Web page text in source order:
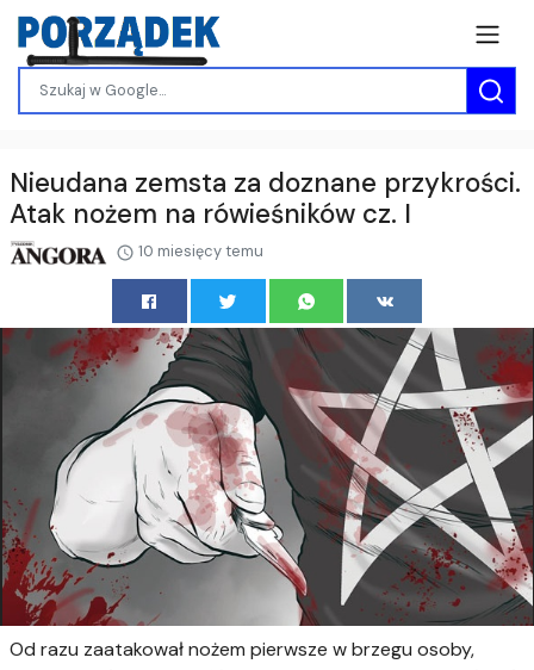
Nieudana zemsta za doznane przykrości.
Atak nożem na rówieśników cz. I
10 miesięcy temu
Od razu zaatakował nożem pierwsze w brzegu osoby,